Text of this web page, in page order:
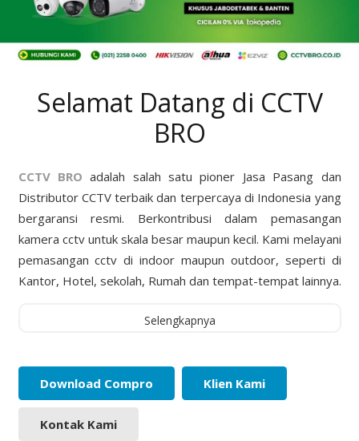
Selamat Datang di CCTV
BRO
CCTV BRO adalah salah satu pioner Jasa Pasang dan
Distributor CCTV terbaik dan terpercaya di Indonesia yang
bergaransi resmi. Berkontribusi dalam pemasangan
kamera cctv untuk skala besar maupun kecil. Kami melayani
pemasangan cctv di indoor maupun outdoor, seperti di
Kantor, Hotel, sekolah, Rumah dan tempat-tempat lainnya.
Selengkapnya
Download Compro Klien Kami
Kontak Kami